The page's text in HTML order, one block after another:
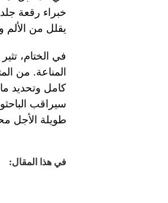
خبراء رقعة
يقلل من الألم
في الختام،
المناعة. من
كامل وتحديد
سيراقب
طويلة الأجل
في هذا المقال: